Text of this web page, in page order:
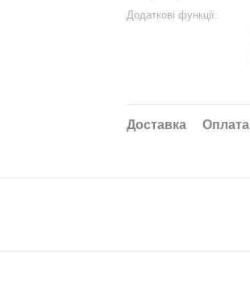
Додаткові функції:
Доставка Оплата